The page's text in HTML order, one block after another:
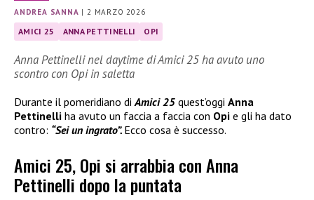
ANDREA SANNA |2 MARZO 2026
AMICI 25 ANNA PETTINELLI OPI
Anna Pettinelli nel daytime di Amici 25 ha avuto uno
scontro con Opi in saletta
Durante il pomeridiano diAmici 25 quest’oggi Anna
Pettinelli ha avuto un faccia a faccia con Opi e gli ha dato
contro: “Sei un ingrato”. Ecco cosa è successo.
Amici 25, Opi si arrabbia con Anna
Pettinelli dopo la puntata